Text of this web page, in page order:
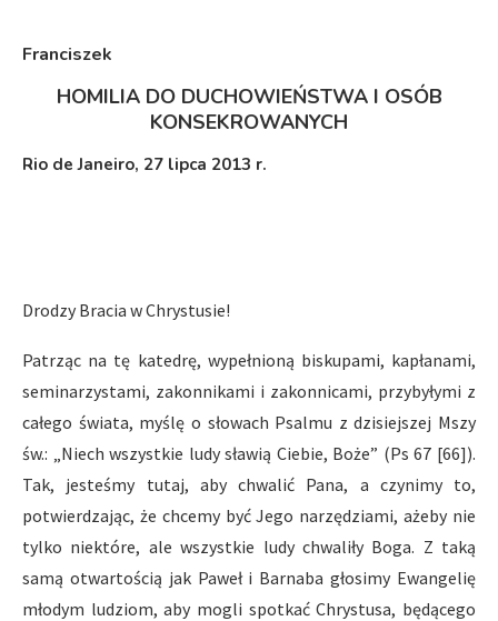
Franciszek
HOMILIA DO DUCHOWIEŃSTWA I OSÓB
KONSEKROWANYCH
Rio de Janeiro, 27 lipca 2013 r.
Drodzy Bracia w Chrystusie!
Patrząc na tę katedrę, wypełnioną biskupami, kapłanami,
seminarzystami, zakonnikami i zakonnicami, przybyłymi z
całego świata, myślę o słowach Psalmu z dzisiejszej Mszy
św.: „Niech wszystkie ludy sławią Ciebie, Boże” (Ps 67 [66]).
Tak, jesteśmy tutaj, aby chwalić Pana, a czynimy to,
potwierdzając, że chcemy być Jego narzędziami, ażeby nie
tylko niektóre, ale wszystkie ludy chwaliły Boga. Z taką
samą otwartością jak Paweł i Barnaba głosimy Ewangelię
młodym ludziom, aby mogli spotkać Chrystusa, będącego